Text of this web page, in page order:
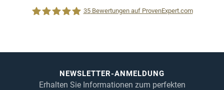
35Bewertungen auf ProvenExpert.com
NEWSLETTER-ANMELDUNG
Erhalten Sie Informationen zum perfekten